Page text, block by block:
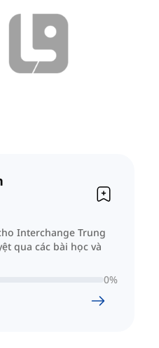
Interchange Trung
qua các bài học và
0%